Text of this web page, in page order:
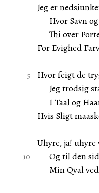
Jeg er
Hvor Savn og
Thi over
For Evighed
Hvor feigt de
Jeg trodsig
I Taal og
Hvis Sligt
Uhyre, ja!
Og til den
Min Qval ved